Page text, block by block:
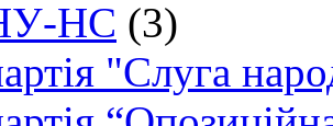
НС (3)
"Слуга